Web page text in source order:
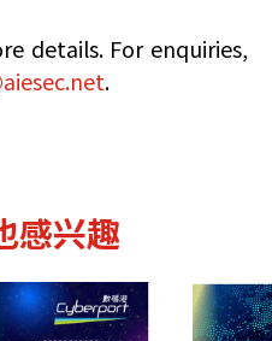
details. For enquiries,
.
感兴趣